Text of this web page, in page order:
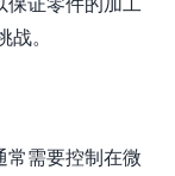
。
常需要控制在微